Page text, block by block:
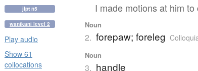
jlpt n5
wanikani level 2
Play audio
Show 61
collocations
I made motions at him
Noun
2. forepaw; foreleg
Noun
3. handle